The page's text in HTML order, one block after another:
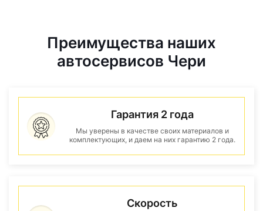
Преимущества наших
автосервисов Чери
Гарантия 2 года
Мы уверены в качестве своих материалов и
комплектующих, и даем на них гарантию 2 года.
Скорость